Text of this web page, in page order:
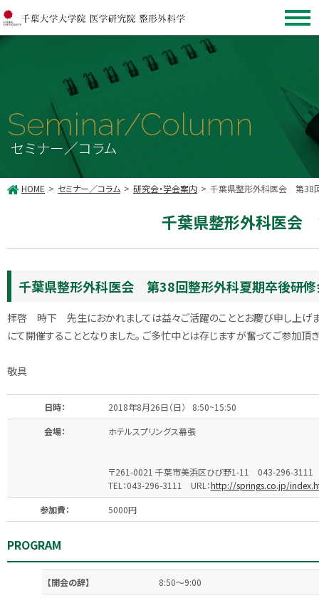
Seminar/Column
セミナー／コラム
HOME セミナー／コラム 研究会・学会案内 千葉県整形外科医会 第38
千葉県整形外科医会
千葉県整形外科医会 第38回整形外科夏期卒後研
拝啓 時下 先生におかれましては益々ご活躍のこととお慶び申し上げ
にて開催することとなりました。 ご多忙中とは存じますが奮ってご参
敬具
日時：
2018年8月26日（日） 8:50~15:50
会場：
ホテルスプリングス幕張
〒261-0021 千葉市美浜区ひび野1-11 043-296-3111
TEL：043-296-3111 URL：http://springs.co.jp/
参加費：
5000円
PROGRAM
【開会の辞】 8:50～9:00